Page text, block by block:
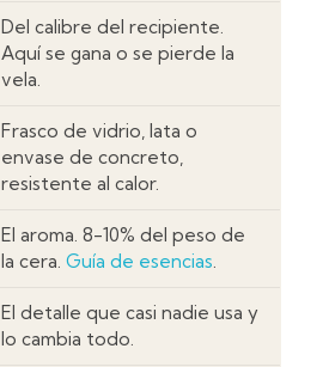
Del calibre del recipiente.
Aquí se gana o se pierde la
vela.
Frasco de vidrio, lata o
envase de concreto,
resistente al calor.
El aroma. 8-10% del peso de
la cera.Guía de esencias.
El detalle que casi nadie usa y
lo cambia todo.